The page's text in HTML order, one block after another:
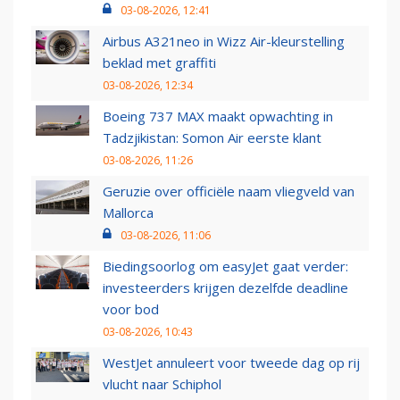
03-08-2026, 12:41
Airbus A321neo in Wizz Air-kleurstelling
beklad met graffiti
03-08-2026, 12:34
Boeing 737 MAX maakt opwachting in
Tadzjikistan: Somon Air eerste klant
03-08-2026, 11:26
Geruzie over officiële naam vliegveld van
Mallorca
03-08-2026, 11:06
Biedingsoorlog om easyJet gaat verder:
investeerders krijgen dezelfde deadline
voor bod
03-08-2026, 10:43
WestJet annuleert voor tweede dag op rij
vlucht naar Schiphol